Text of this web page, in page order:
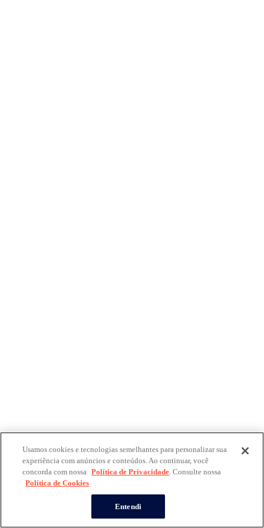
Usamos cookies e tecnologias semelhantes para personalizar sua
experiência com anúncios e conteúdos. Ao continuar, você
concorda com nossa Política de Privacidade. Consulte nossa
Política de Cookies
Entendi